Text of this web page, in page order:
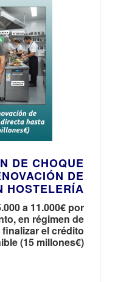
DE CHOQUE
DE
HOSTELERÍA
a 11.000€ por
en régimen de
el crédito
(15 millones€)